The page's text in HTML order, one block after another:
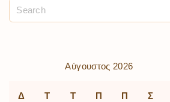
Αύγουστος 2026
Δ Τ Τ Π Π Σ